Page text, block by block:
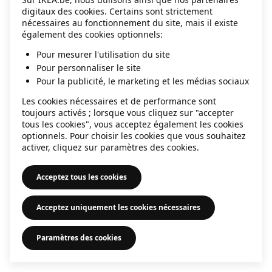
information).
digitaux des cookies. Certains sont strictement
nécessaires au fonctionnement du site, mais il existe
également des cookies optionnels:
Pour mesurer l'utilisation du site
Pour personnaliser le site
Pour la publicité, le marketing et les médias sociaux
Les cookies nécessaires et de performance sont
toujours activés ; lorsque vous cliquez sur "accepter
tous les cookies", vous acceptez également les cookies
optionnels. Pour choisir les cookies que vous souhaitez
activer, cliquez sur paramètres des cookies.
Acceptez tous les cookies
Acceptez uniquement les cookies nécessaires
Paramètres des cookies